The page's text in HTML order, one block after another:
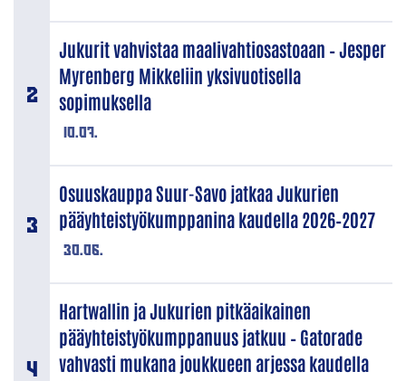
10.07.
Jukurit vahvistaa maalivahtiosastoaan – Jesper
Myrenberg Mikkeliin yksivuotisella
sopimuksella
30.06.
Osuuskauppa Suur-Savo jatkaa Jukurien
pääyhteistyökumppanina kaudella 2026–2027
Hartwallin ja Jukurien pitkäaikainen
pääyhteistyökumppanuus jatkuu – Gatorade
vahvasti mukana joukkueen arjessa kaudella